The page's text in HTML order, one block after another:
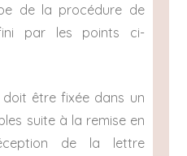
de la procédure de
par les points ci-
être fixée dans un
suite à la remise en
de la lettre